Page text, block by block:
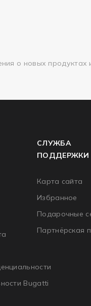
о новых продуктах
Bugatti
СЛУЖБА
ПОДДЕРЖКИ
Карта сайта
Избранное
Подарочные
Партнёрская